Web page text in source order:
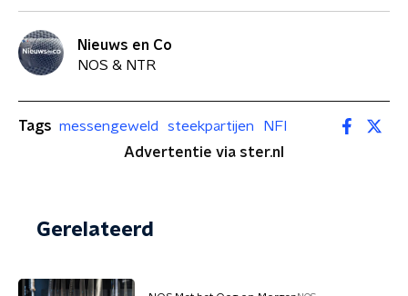
Nieuws en Co
NOS & NTR
Tags messengeweld steekpartijen
NFI
Advertentie via ster.nl
Gerelateerd